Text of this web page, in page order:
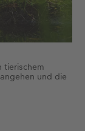
tierischem
und die